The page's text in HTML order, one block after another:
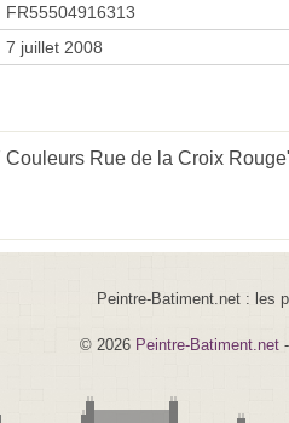
FR55504916313
7 juillet 2008
Couleurs Rue de la Croix
Peintre-Batiment.net : les
© 2026 Peintre-Batiment.net -